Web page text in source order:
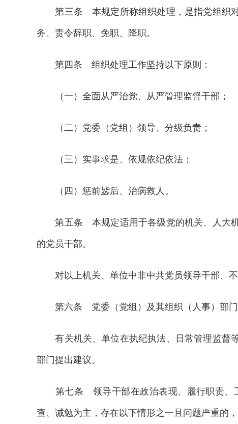
第三条 本规定所称组织处理，是指党组织对
务、责令辞职、免职、降职。
第四条 组织处理工作坚持以下原则：
（一）全面从严治党、从严管理监督干部；
（二）党委（党组）领导、分级负责；
（三）实事求是、依规依纪依法；
（四）惩前毖后、治病救人。
第五条 本规定适用于各级党的机关、人大机
的党员干部。
对以上机关、单位中非中共党员领导干部、不
第六条 党委（党组）及其组织（人事）部门
有关机关、单位在执纪执法、日常管理监督等
部门提出建议。
第七条 领导干部在政治表现、履行职责、工
查、诫勉为主，存在以下情形之一且问题严重的